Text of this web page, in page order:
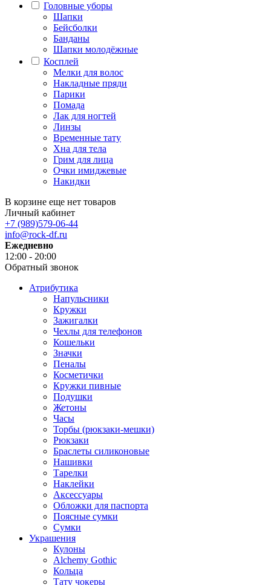
Головные уборы
Шапки
Бейсболки
Банданы
Шапки молодёжные
Косплей
Мелки для волос
Накладные пряди
Парики
Помада
Лак для ногтей
Линзы
Временные тату
Хна для тела
Грим для лица
Очки имиджевые
Накидки
В корзине еще нет товаров
Личный кабинет
+7 (989)579-06-44
info@rock-df.ru
Ежедневно
12:00 - 20:00
Обратный звонок
Атрибутика
Напульсники
Кружки
Зажигалки
Чехлы для телефонов
Кошельки
Значки
Пеналы
Косметички
Кружки пивные
Подушки
Жетоны
Часы
Торбы (рюкзаки-мешки)
Рюкзаки
Браслеты силиконовые
Нашивки
Тарелки
Наклейки
Аксессуары
Обложки для паспорта
Поясные сумки
Сумки
Украшения
Кулоны
Alchemy Gothic
Кольца
Тату чокеры